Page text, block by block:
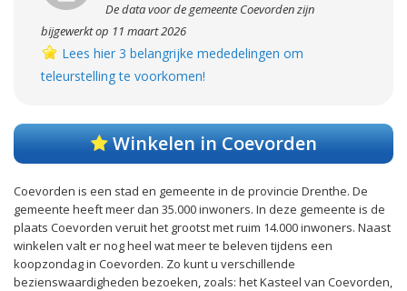
De data voor de gemeente Coevorden zijn
bijgewerkt op 11 maart 2026
Lees hier 3 belangrijke mededelingen om
teleurstelling te voorkomen!
Winkelen in Coevorden
Coevorden is een stad en gemeente in de provincie Drenthe. De
gemeente heeft meer dan 35.000 inwoners. In deze gemeente is de
plaats Coevorden veruit het grootst met ruim 14.000 inwoners. Naast
winkelen valt er nog heel wat meer te beleven tijdens een
koopzondag in Coevorden. Zo kunt u verschillende
bezienswaardigheden bezoeken, zoals: het Kasteel van Coevorden,